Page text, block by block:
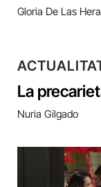
Gloria De Las
La
Nuria Gilgado